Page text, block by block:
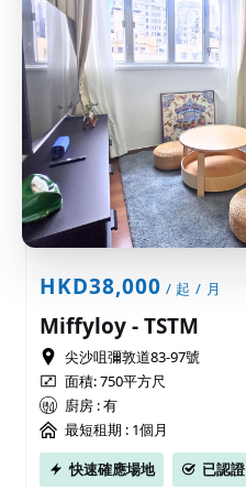
HKD38,000 / 起 / 月
Miffyloy - TSTM
尖沙咀彌敦道83-97號
面積: 750平方尺
廚房 : 有
最短租期 : 1個月
快速確應場地
已認證